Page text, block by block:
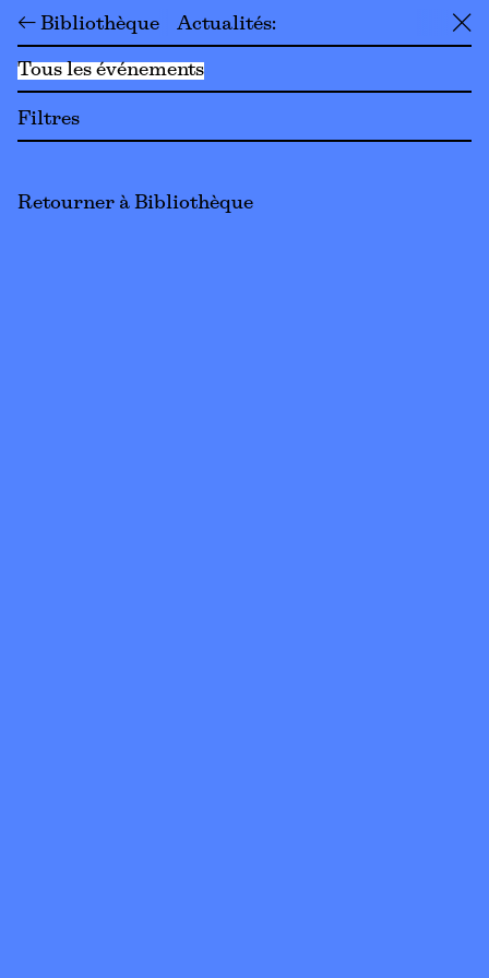
← Bibliothèque Actualités ╳
Tous les événements
Filtres
Retourner à Bibliothèque